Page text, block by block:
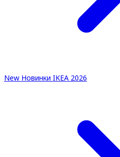
New Новинки IKEA 2026